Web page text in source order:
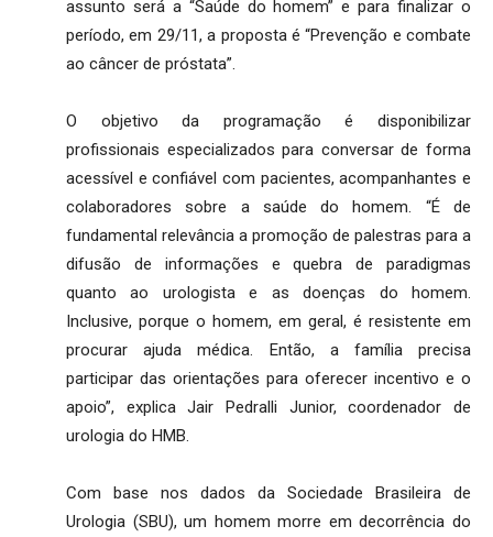
assunto será a “Saúde do homem” e para finalizar o
período, em 29/11, a proposta é “Prevenção e combate
ao câncer de próstata”.
O objetivo da programação é disponibilizar
profissionais especializados para conversar de forma
acessível e confiável com pacientes, acompanhantes e
colaboradores sobre a saúde do homem. “É de
fundamental relevância a promoção de palestras para a
difusão de informações e quebra de paradigmas
quanto ao urologista e as doenças do homem.
Inclusive, porque o homem, em geral, é resistente em
procurar ajuda médica. Então, a família precisa
participar das orientações para oferecer incentivo e o
apoio”, explica Jair Pedralli Junior, coordenador de
urologia do HMB.
Com base nos dados da Sociedade Brasileira de
Urologia (SBU), um homem morre em decorrência do